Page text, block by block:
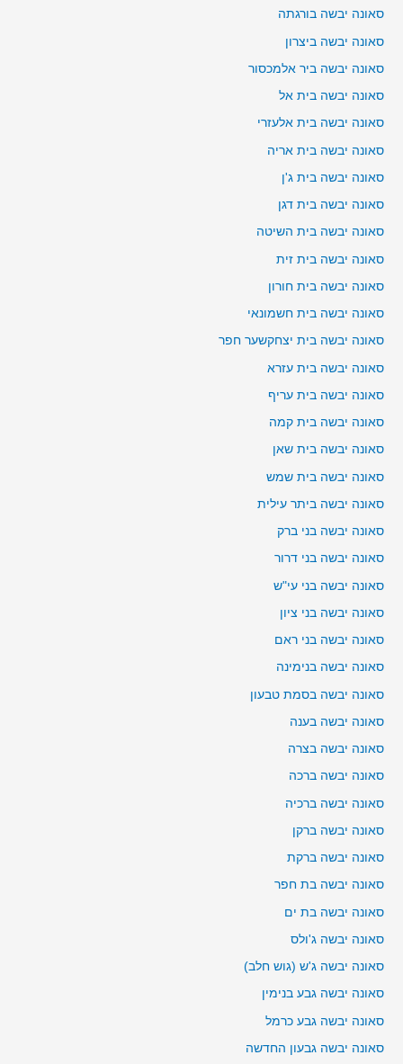
סאונה יבשה בורגתה
סאונה יבשה ביצרון
סאונה יבשה ביר אלמכסור
סאונה יבשה בית אל
סאונה יבשה בית אלעזרי
סאונה יבשה בית אריה
סאונה יבשה בית ג'ן
סאונה יבשה בית דגן
סאונה יבשה בית השיטה
סאונה יבשה בית זית
סאונה יבשה בית חורון
סאונה יבשה בית חשמונאי
סאונה יבשה בית יצחקשער חפר
סאונה יבשה בית עזרא
סאונה יבשה בית עריף
סאונה יבשה בית קמה
סאונה יבשה בית שאן
סאונה יבשה בית שמש
סאונה יבשה ביתר עילית
סאונה יבשה בני ברק
סאונה יבשה בני דרור
סאונה יבשה בני עי"ש
סאונה יבשה בני ציון
סאונה יבשה בני ראם
סאונה יבשה בנימינה
סאונה יבשה בסמת טבעון
סאונה יבשה בענה
סאונה יבשה בצרה
סאונה יבשה ברכה
סאונה יבשה ברכיה
סאונה יבשה ברקן
סאונה יבשה ברקת
סאונה יבשה בת חפר
סאונה יבשה בת ים
סאונה יבשה ג'ולס
סאונה יבשה ג'ש (גוש חלב)
סאונה יבשה גבע בנימין
סאונה יבשה גבע כרמל
סאונה יבשה גבעון החדשה